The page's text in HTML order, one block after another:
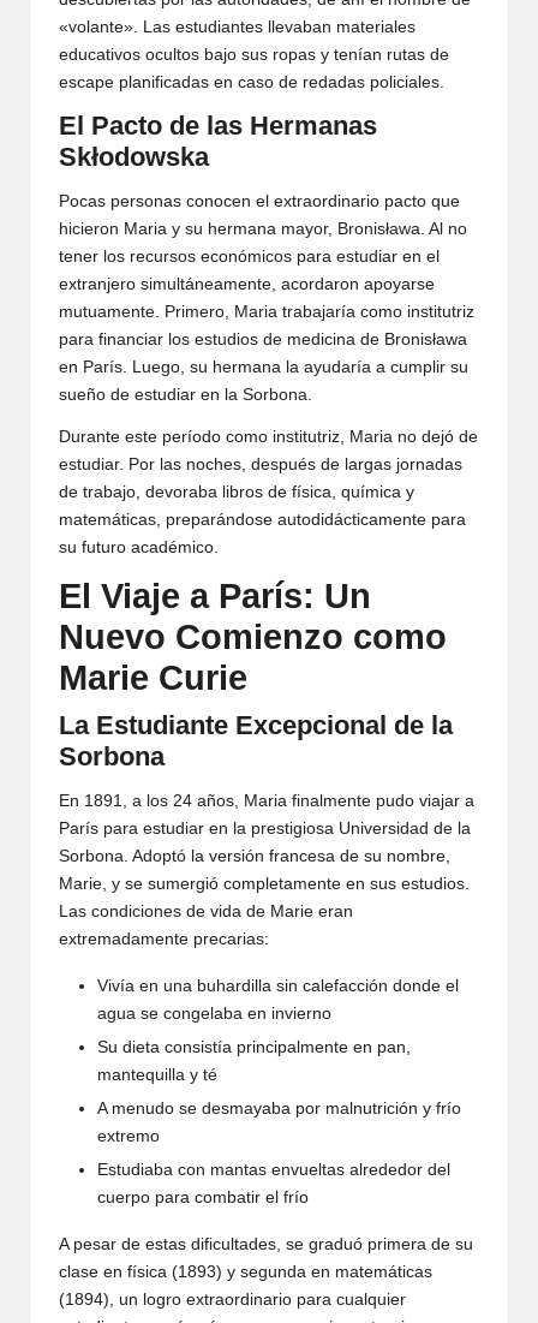
«volante». Las estudiantes llevaban materiales
educativos ocultos bajo sus ropas y tenían rutas de
escape planificadas en caso de redadas policiales.
El Pacto de las Hermanas
Skłodowska
Pocas personas conocen el extraordinario pacto que
hicieron Maria y su hermana mayor, Bronisława. Al no
tener los recursos económicos para estudiar en el
extranjero simultáneamente, acordaron apoyarse
mutuamente. Primero, Maria trabajaría como institutriz
para financiar los estudios de medicina de Bronisława
en París. Luego, su hermana la ayudaría a cumplir su
sueño de estudiar en la Sorbona.
Durante este período como institutriz, Maria no dejó de
estudiar. Por las noches, después de largas jornadas
de trabajo, devoraba libros de física, química y
matemáticas, preparándose autodidácticamente para
su futuro académico.
El Viaje a París: Un
Nuevo Comienzo como
Marie Curie
La Estudiante Excepcional de la
Sorbona
En 1891, a los 24 años, Maria finalmente pudo viajar a
París para estudiar en la prestigiosa Universidad de la
Sorbona. Adoptó la versión francesa de su nombre,
Marie, y se sumergió completamente en sus estudios.
Las condiciones de vida de Marie eran
extremadamente precarias:
Vivía en una buhardilla sin calefacción donde el
agua se congelaba en invierno
Su dieta consistía principalmente en pan,
mantequilla y té
A menudo se desmayaba por malnutrición y frío
extremo
Estudiaba con mantas envueltas alrededor del
cuerpo para combatir el frío
A pesar de estas dificultades, se graduó primera de su
clase en física (1893) y segunda en matemáticas
(1894), un logro extraordinario para cualquier